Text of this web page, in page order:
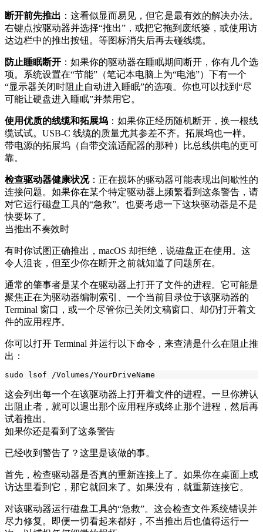
断开前先推出 ：这看似显而易见，但它是最有效的解决办法。
右键点按驱动器并选择“推出”，或把它拖到废纸篓，或使用访
达边栏中的推出按钮。等图标消失后再去碰线缆。
防止睡眠断开 ：如果你的驱动器在睡眠期间断开，你有几个选
项。系统设置在“节能”（笔记本电脑上为“电池”）下有一个
“显示器关闭时阻止自动进入睡眠”的选项。你也可以找到“尽
可能让硬盘进入睡眠”并禁用它。
使用优质的线缆和拓展坞 ：如果你正经历随机断开，换一根线
缆试试。USB-C 线缆的质量尤其参差不齐。拓展坞也一样。
带电源的拓展坞（自带交流适配器的那种）比总线供电的更可
靠。
检查驱动器健康状况：正在损坏的驱动器可能表现出间歇性的
连接问题。如果你在某个特定驱动器上频繁看到这条警告，请
对它运行磁盘工具的“急救”。也要考虑一下这块驱动器是不是
快要坏了。
当推出不奏效时
有时你试图正确推出，macOS 却拒绝，说磁盘正在使用。这
令人沮丧，但至少你在断开之前就知道了问题所在。
通常的肇事者是某个在驱动器上打开了文件的进程。它可能是
聚焦正在为驱动器编制索引、一个当前目录位于该驱动器的
Terminal 窗口，或一个尽管你已关闭文稿窗口、却仍打开着文
件的应用程序。
你可以打开 Terminal 并运行以下命令，来查清是什么在阻止推
出：
这会列出每一个在该驱动器上打开着文件的进程。一旦你辨认
出阻止者，就可以退出那个应用程序或终止那个进程，然后再
试着推出。
如果你还是看到了这条警告
已经收到警告了？这里是该做的事。
首先，检查驱动器是否真的重新连接上了。如果你在桌面上或
访达里看到它，那它就回来了。如果没有，就重新连接它。
对该驱动器运行磁盘工具的“急救”。这会检查文件系统错误并
尽力修复。即便一切看起来都好，不当推出后也值得运行一